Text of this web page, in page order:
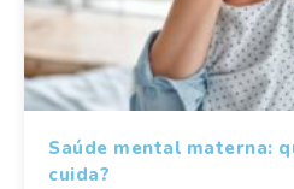
Saúde mental materna:
cuida?